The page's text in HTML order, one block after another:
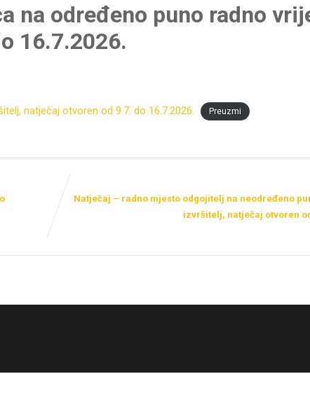
na određeno puno radno
16.7.2026.
natječaj otvoren od 9.7. do 16.7.2026. Preuzmi
Natječaj – radno mjesto odgojitelj na neodređeno
izvršitelj, natječaj otvoren